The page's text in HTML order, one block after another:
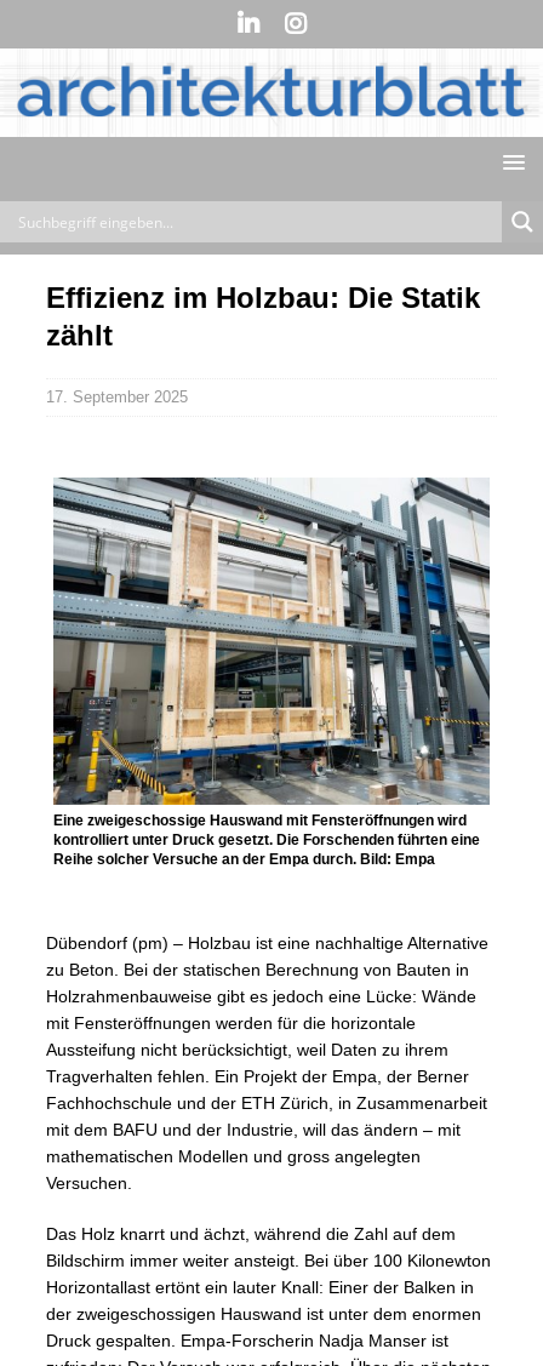
Effizienz im Holzbau: Die Statik
zählt
17. September 2025
Eine zweigeschossige Hauswand mit Fensteröffnungen wird
kontrolliert unter Druck gesetzt. Die Forschenden führten eine
Reihe solcher Versuche an der Empa durch. Bild: Empa
Dübendorf (pm) – Holzbau ist eine nachhaltige Alternative
zu Beton. Bei der statischen Berechnung von Bauten in
Holzrahmenbauweise gibt es jedoch eine Lücke: Wände
mit Fensteröffnungen werden für die horizontale
Aussteifung nicht berücksichtigt, weil Daten zu ihrem
Tragverhalten fehlen. Ein Projekt der Empa, der Berner
Fachhochschule und der ETH Zürich, in Zusammenarbeit
mit dem BAFU und der Industrie, will das ändern – mit
mathematischen Modellen und gross angelegten
Versuchen.
Das Holz knarrt und ächzt, während die Zahl auf dem
Bildschirm immer weiter ansteigt. Bei über 100 Kilonewton
Horizontallast ertönt ein lauter Knall: Einer der Balken in
der zweigeschossigen Hauswand ist unter dem enormen
Druck gespalten. Empa-Forscherin Nadja Manser ist